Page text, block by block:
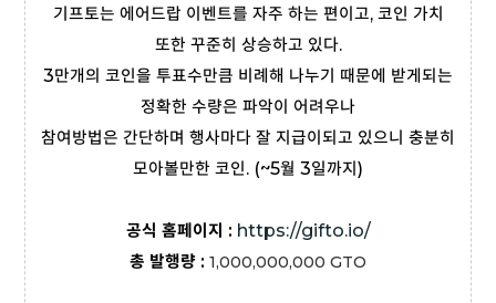
기프토는 에어드랍 이벤트를 자주 하는 편이고, 코인 가치
또한 꾸준히 상승하고 있다.
3만개의 코인을 투표수만큼 비례해 나누기 때문에 받게되는
정확한 수량은 파악이 어려우나
참여방법은 간단하며 행사마다 잘 지급이되고 있으니 충분히
모아볼만한 코인. (~5월 3일까지)
공식 홈페이지 : https://gifto.io/
총 발행량 : 1,000,000,000 GTO